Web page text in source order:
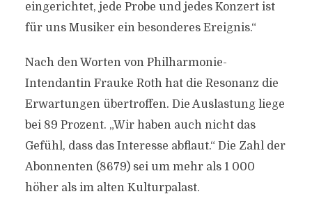
eingerichtet, jede Probe und jedes Konzert ist
für uns Musiker ein besonderes Ereignis.“
Nach den Worten von Philharmonie-
Intendantin Frauke Roth hat die Resonanz die
Erwartungen übertroffen. Die Auslastung liege
bei 89 Prozent. „Wir haben auch nicht das
Gefühl, dass das Interesse abflaut.“ Die Zahl der
Abonnenten (8679) sei um mehr als 1 000
höher als im alten Kulturpalast.